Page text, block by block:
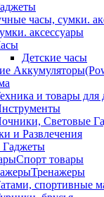
аксессуары
Детские часы
и товары для
Световые
и Развлечения
Гаджеты
Спорт товары
Тренажеры
спортивные